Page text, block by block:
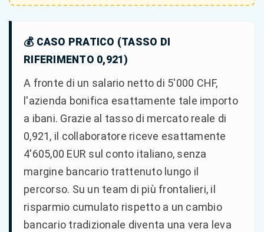
💰 CASO PRATICO (TASSO DI
RIFERIMENTO 0,921)
A fronte di un salario netto di 5'000 CHF,
l'azienda bonifica esattamente tale importo
a ibani. Grazie al tasso di mercato reale di
0,921, il collaboratore riceve esattamente
4'605,00 EUR sul conto italiano, senza
margine bancario trattenuto lungo il
percorso. Su un team di più frontalieri, il
risparmio cumulato rispetto a un cambio
bancario tradizionale diventa una vera leva